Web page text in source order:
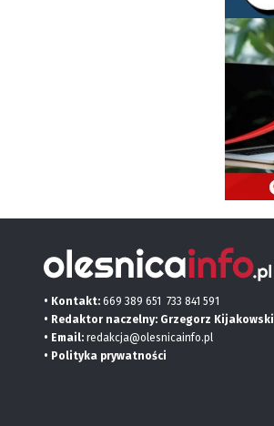
• Kontakt: 669 389 651 733 841 591
• Redaktor naczelny: Grzegorz Kijakowski
• Email: redakcja@olesnicainfo.pl
• Polityka prywatności